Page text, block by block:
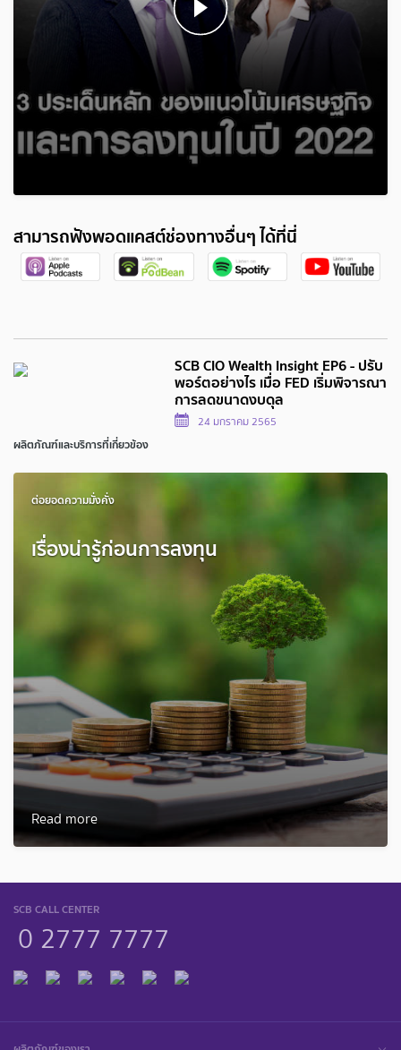
สามารถฟังพอดแคสต์ช่องทางอื่นๆ ได้ที่นี่
SCB CIO Wealth Insight EP6 - ปรับ
พอร์ตอย่างไร เมื่อ FED เริ่มพิจารณา
การลดขนาดงบดุล
24 มกราคม 2565
ผลิตภัณฑ์และบริการที่เกี่ยวข้อง
ต่อยอดความมั่งคั่ง
เรื่องน่ารู้ก่อนการลงทุน
Read more
SCB CALL CENTER
0 2777 7777